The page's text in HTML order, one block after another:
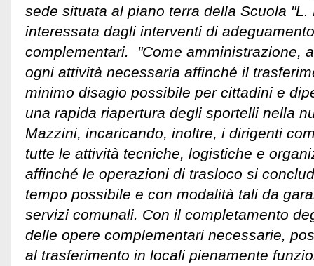
sede situata al piano terra della Scuola "L.
interessata dagli interventi di
complementari. "Come amministrazione,
ogni attività necessaria affinché il
minimo disagio possibile per cittadini e
una rapida riapertura degli sportelli nella
Mazzini, incaricando, inoltre, i dirigenti
tutte le attività tecniche, logistiche e
affinché le operazioni di trasloco si
tempo possibile e con modalità tali da
servizi comunali. Con il completamento
delle opere complementari necessarie,
al trasferimento in locali pienamente